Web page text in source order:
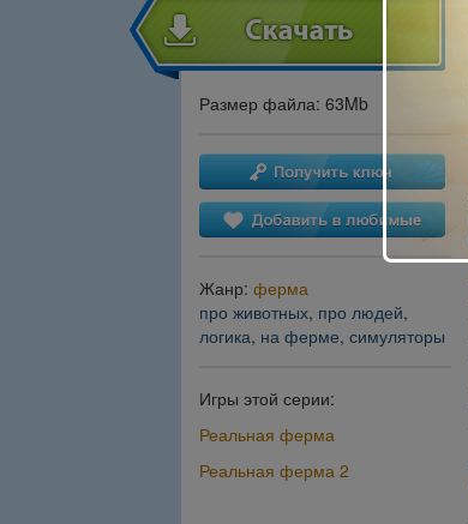
Размер файла: 63Mb
Жанр: ферма
про животных, про людей,
логика, на ферме, симуляторы
Игры этой серии:
Реальная ферма
Реальная ферма 2